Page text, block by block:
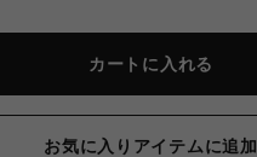
カートに入れる
お気に入りアイテムに追加